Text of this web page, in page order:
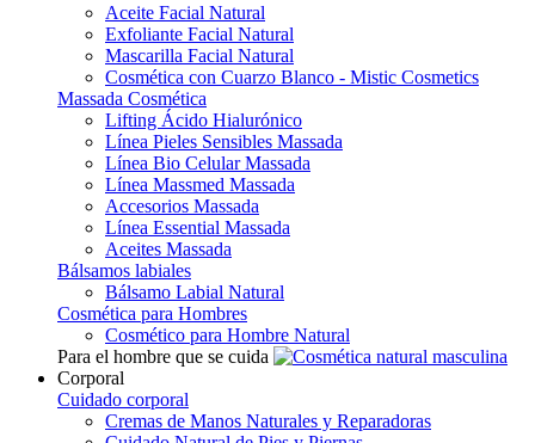
Aceite Facial Natural
Exfoliante Facial Natural
Mascarilla Facial Natural
Cosmética con Cuarzo Blanco - Mistic Cosmetics
Massada Cosmética
Lifting Ácido Hialurónico
Línea Pieles Sensibles Massada
Línea Bio Celular Massada
Línea Massmed Massada
Accesorios Massada
Línea Essential Massada
Aceites Massada
Bálsamos labiales
Bálsamo Labial Natural
Cosmética para Hombres
Cosmético para Hombre Natural
Para el hombre que se cuida
Corporal
Cuidado corporal
Cremas de Manos Naturales y Reparadoras